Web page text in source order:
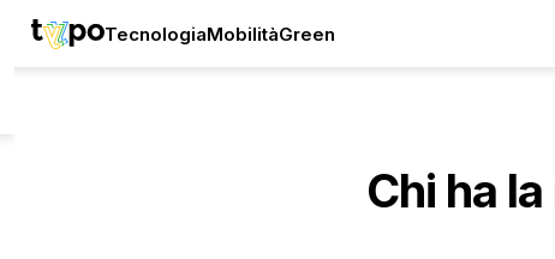
TecnologiaMobilitàGreen
Chi ha